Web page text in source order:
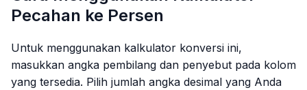
Pecahan ke Persen
Untuk menggunakan kalkulator konversi ini,
masukkan angka pembilang dan penyebut pada kolom
yang tersedia. Pilih jumlah angka desimal yang Anda